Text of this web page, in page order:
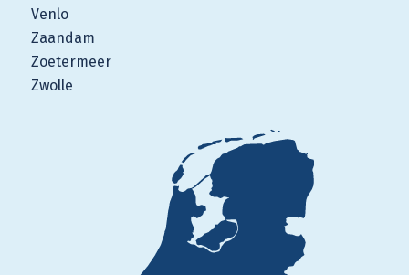
Venlo
Zaandam
Zoetermeer
Zwolle